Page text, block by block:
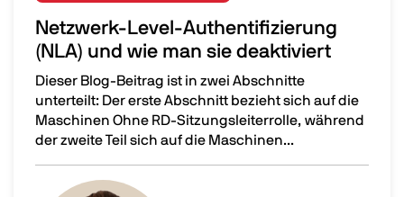
Netzwerk-Level-Authentifizierung
(NLA) und wie man sie deaktiviert
Dieser Blog-Beitrag ist in zwei Abschnitte
unterteilt: Der erste Abschnitt bezieht sich auf die
Maschinen Ohne RD-Sitzungsleiterrolle, während
der zweite Teil sich auf die Maschinen...
Netzwerk-Level-Authentifizierung (NLA) und wie man
Image